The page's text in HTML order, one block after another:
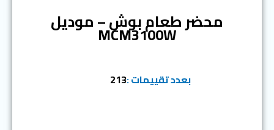
محضر طعام بوش – موديل
MCM3100W
بعدد تقييمات :213